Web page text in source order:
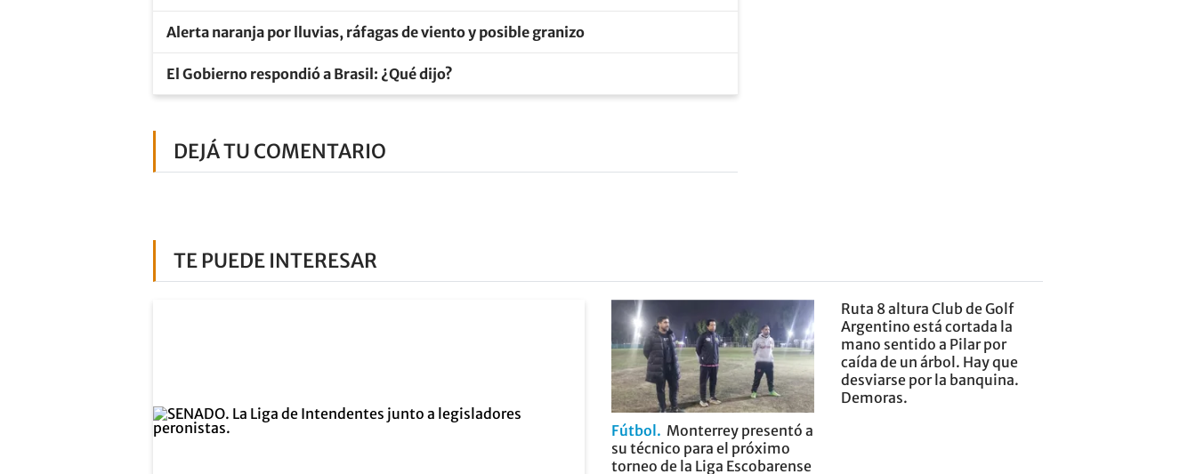
Alerta naranja por lluvias, ráfagas de viento y posible granizo
El Gobierno respondió a Brasil: ¿Qué dijo?
DEJÁ TU COMENTARIO
TE PUEDE INTERESAR
Fútbol
Monterrey presentó a
su técnico para el próximo
torneo de la Liga Escobarense
Ruta 8 altura Club de Golf
Argentino está cortada la
mano sentido a Pilar por
caída de un árbol. Hay que
desviarse por la banquina.
Demoras.